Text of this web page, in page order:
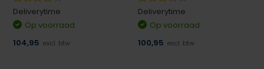
Deliverytime
Op voorraad
104,95 excl. btw
Deliverytime
Op voorraad
100,95 excl. btw